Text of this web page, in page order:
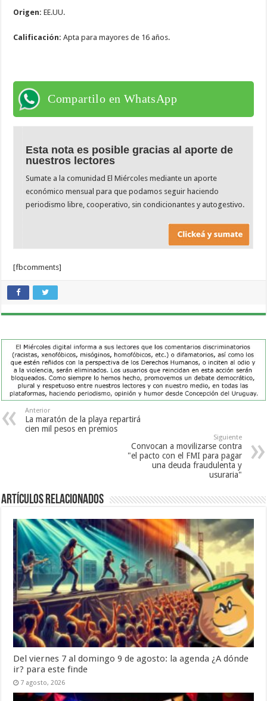
Origen: EE.UU.
Calificación: Apta para mayores de 16 años.
Compartilo en WhatsApp
Esta nota es posible gracias al aporte de
nuestros lectores
Sumate a la comunidad El Miércoles mediante un aporte
económico mensual para que podamos seguir haciendo
periodismo libre, cooperativo, sin condicionantes y autogestivo.
[fbcomments]
Anterior
La maratón de la playa repartirá
cien mil pesos en premios
Siguiente
Convocan a movilizarse contra
"el pacto con el FMI para pagar
una deuda fraudulenta y
usuraria"
Artículos Relacionados
Del viernes 7 al domingo 9 de agosto: la agenda ¿A dónde
ir? para este finde
7 agosto, 2026